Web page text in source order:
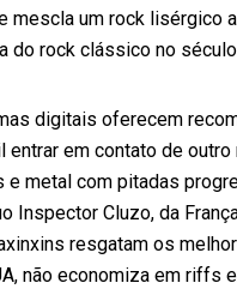
mescla um rock
do rock clássico no
digitais oferecem
em contato de
e metal com pitadas
Inspector Cluzo, da
resgatam os
não economiza em riffs